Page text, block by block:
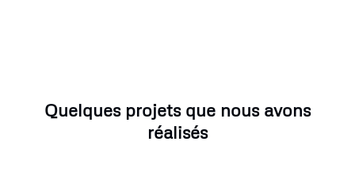
Quelques projets que nous avons
réalisés